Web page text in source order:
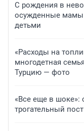
С рождения в
осужденные мамы
детьми
«Расходы на
многодетная
Турцию — фото
«Все еще в шоке»:
трогательный